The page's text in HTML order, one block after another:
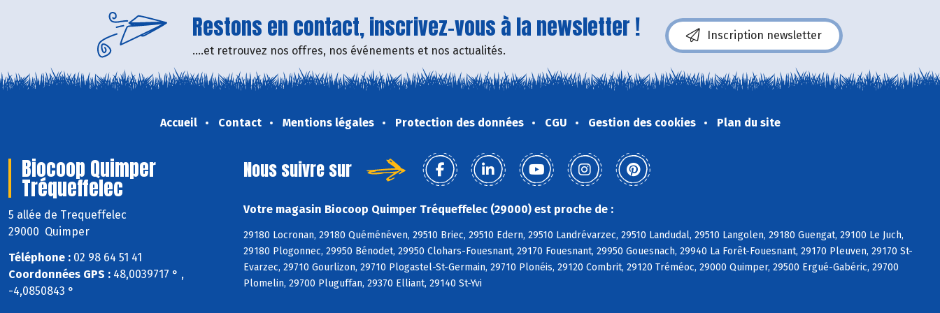
Restons en contact, inscrivez-vous à la newsletter !
....et retrouvez nos offres, nos événements et nos actualités.
Inscription newsletter
Accueil Contact Mentions légales Protection des données CGU Gestion des cookies Plan du site
Biocoop Quimper
Tréqueffelec
5 allée de Trequeffelec
29000 Quimper
Téléphone : 02 98 64 51 41
Coordonnées GPS : 48,0039717 ° ,
-4,0850843 °
Nous suivre sur
Votre magasin Biocoop Quimper Tréqueffelec (29000) est proche de :
29180 Locronan, 29180 Quéménéven, 29510 Briec, 29510 Edern, 29510 Landrévarzec, 29510 Landudal, 29510 Langolen, 29180 Guengat, 29100 Le Juch,
29180 Plogonnec, 29950 Bénodet, 29950 Clohars-Fouesnant, 29170 Fouesnant, 29950 Gouesnach, 29940 La Forêt-Fouesnant, 29170 Pleuven, 29170 St-
Evarzec, 29710 Gourlizon, 29710 Plogastel-St-Germain, 29710 Plonéis, 29120 Combrit, 29120 Tréméoc, 29000 Quimper, 29500 Ergué-Gabéric, 29700
Plomelin, 29700 Pluguffan, 29370 Elliant, 29140 St-Yvi